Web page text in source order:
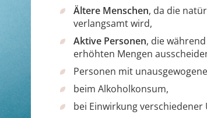
Ältere Menschen, da die
verlangsamt wird,
Aktive Personen, die
erhöhten Mengen
Personen mit
beim Alkoholkonsum,
bei Einwirkung